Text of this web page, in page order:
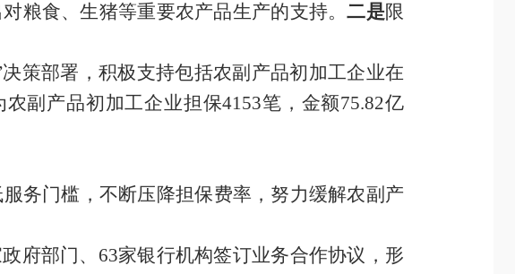
粮食、生猪等重要农产品生产的支持。二是限
决策部署，积极支持包括农副产品初加工企业在
农副产品初加工企业担保4153笔，金额75.82亿
务门槛，不断压降担保费率，努力缓解农副产
府部门、 63家银行机构签订业务合作协议，形